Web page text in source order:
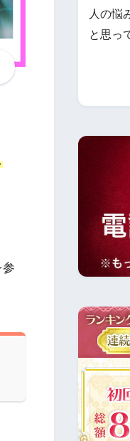
人の悩
と思っ